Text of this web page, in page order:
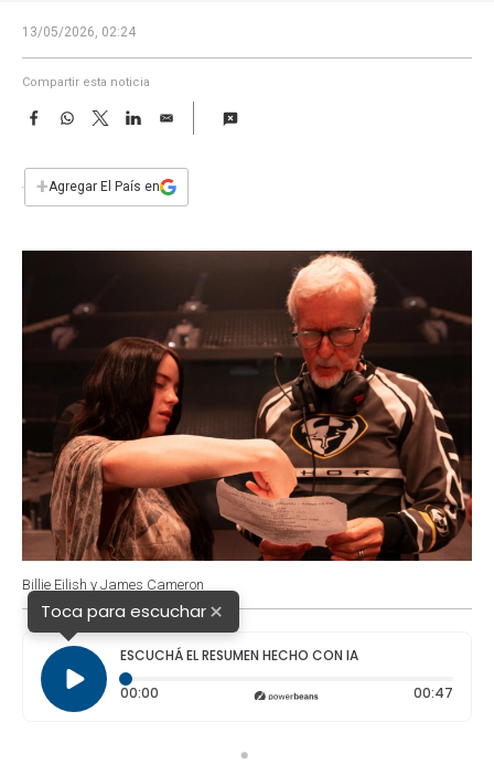
13/05/2026, 02:24
Compartir esta noticia
F
e
b
W
s
T
w
t
L
E
i
l
+Agregar El País en
Billie Eilish y James Cameron
Toca para escuchar×
ESCUCHÁ EL RESUMEN HECHO CON IA
00:00 Tiempo transcurrido: 0 segundos 00:47